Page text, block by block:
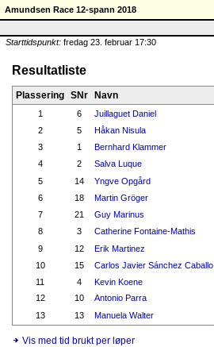
Amundsen Race 12-spann 2018
Starttidspunkt: fredag 23. februar 17:30
Resultatliste
Plassering SNr Navn
1 6 Juillaguet Daniel
2
5 Håkan Nisula
3
1 Bernhard Klammer
4
2 Salva Luque
5
14 Yngve Opgård
6
18 Martin Gröger
7
21 Guy Marinus
8
3 Catherine Fontaine-Mathis
9
12 Erik Martinez
10
15 Carlos Javier Sánchez Caballo
11
4 Kevin Koene
12
10 Antonio Parra
13
13 Manuela Walter
Vis med tid brukt per løper